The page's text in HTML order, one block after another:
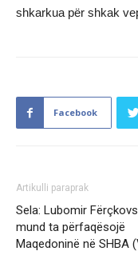
shkarkua për shkak
Facebook
Artikulli paraprak
Sela: Lubomir
mund ta përfaqësojë
Maqedoninë në SHBA